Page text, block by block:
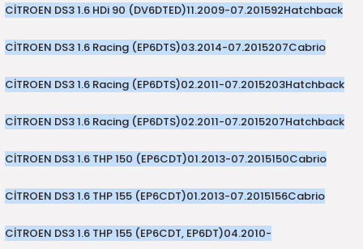
CİTROEN DS3 1.6 HDi 90 (DV6DTED)11.2009-07.201592Hatchback
CİTROEN DS3 1.6 Racing (EP6DTS)03.2014-07.2015207Cabrio
CİTROEN DS3 1.6 Racing (EP6DTS)02.2011-07.2015203Hatchback
CİTROEN DS3 1.6 Racing (EP6DTS)02.2011-07.2015207Hatchback
CİTROEN DS3 1.6 THP 150 (EP6CDT)01.2013-07.2015150Cabrio
CİTROEN DS3 1.6 THP 155 (EP6CDT)01.2013-07.2015156Cabrio
CİTROEN DS3 1.6 THP 155 (EP6CDT, EP6DT)04.2010-